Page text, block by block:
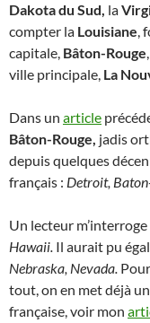
Dakota du Sud, la
compter la Louisiane,
capitale, Bâton-Rouge
ville principale, La
Dans un article
Bâton-Rouge, jadis
depuis quelques
français : Detroit,
Un lecteur
Hawaii. Il aurait pu
Nebraska, Nevada.
tout, on en met déjà
française, voir mon